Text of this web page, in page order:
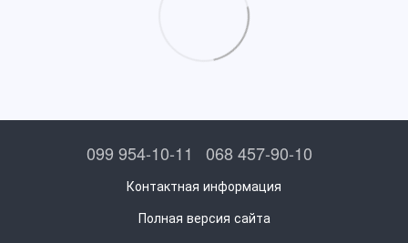
099 954-10-11 068 457-90-10
Контактная информация
Полная версия сайта